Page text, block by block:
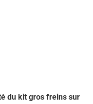
du kit gros freins sur